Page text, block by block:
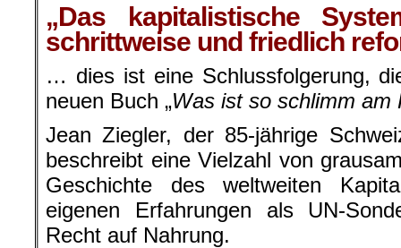
„Das kapitalistische
schrittweise und friedlich
… dies ist eine Schlussfolgerung,
neuen Buch „Was ist so schlimm am
Jean Ziegler, der 85-jährige
beschreibt eine Vielzahl von
Geschichte des weltweiten
eigenen Erfahrungen als UN-
Recht auf Nahrung.